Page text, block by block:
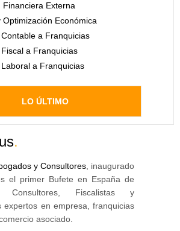
Financiera Externa
Optimización Económica
a Franquicias
a Franquicias
a Franquicias
LO ÚLTIMO
.
y Consultores , inaugurado
el primer Bufete en España de
Consultores, Fiscalistas y
expertos en empresa, franquicias
asociado.